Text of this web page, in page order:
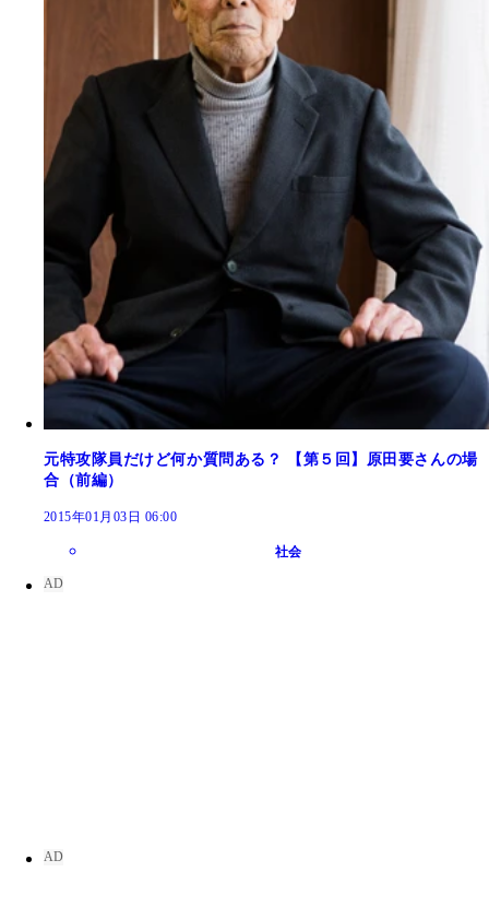
元特攻隊員だけど何か質問ある？ 【第５回】原田要さんの場
合（前編）
2015年01月03日 06:00
社会